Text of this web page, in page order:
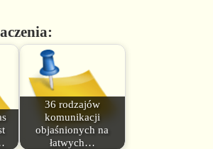
36 rodzajów
komunikacji
objaśnionych na
łatwych…